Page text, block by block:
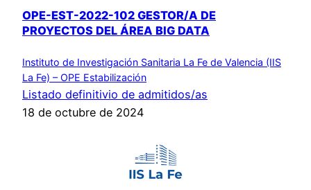
OPE-EST-2022-102 GESTOR/A DE
PROYECTOS DEL ÁREA BIG DATA
Instituto de Investigación Sanitaria La Fe de Valencia (IIS
La Fe) – OPE Estabilización
Listado definitivio de admitidos/as
18 de octubre de 2024